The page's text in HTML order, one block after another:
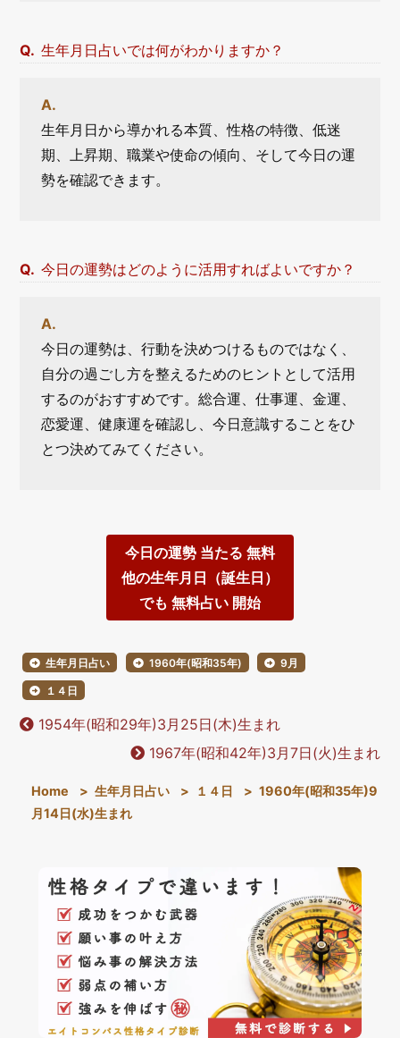
生年月日占いでは何がわかりますか？
生年月日から導かれる本質、性格の特徴、低迷
期、上昇期、職業や使命の傾向、そして今日の運
勢を確認できます。
今日の運勢はどのように活用すればよいですか？
今日の運勢は、行動を決めつけるものではなく、
自分の過ごし方を整えるためのヒントとして活用
するのがおすすめです。総合運、仕事運、金運、
恋愛運、健康運を確認し、今日意識することをひ
とつ決めてみてください。
今日の運勢 当たる 無料
他の生年月日（誕生日）
でも 無料占い 開始
生年月日占い 1960年(昭和35年) 9月
１４日
1954年(昭和29年)3月25日(木)生まれ
1967年(昭和42年)3月7日(火)生まれ
Home > 生年月日占い > １４日 > 1960年(昭和35年)9
月14日(水)生まれ